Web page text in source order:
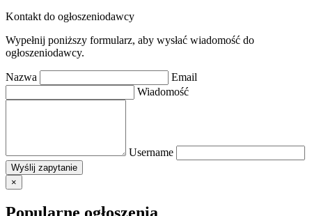
Kontakt do ogłoszeniodawcy
Wypełnij poniższy formularz, aby wysłać wiadomość do
ogłoszeniodawcy.
Nazwa
Email
Wiadomość
Username
×